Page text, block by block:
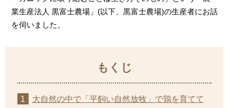
業生産法人 黒富士農場」(以下、黒富士農場)の生産者にお話
を伺いました。
大自然の中で「平飼い自然放牧」で鶏を育てて